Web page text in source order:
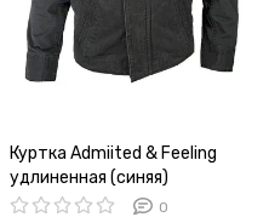
Куртка Admiited & Feeling
удлиненная (синяя)
0